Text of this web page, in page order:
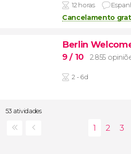
12 horas
Cancelamento
Berlin
9/ 10 2.855
2 - 6d
53 atividades